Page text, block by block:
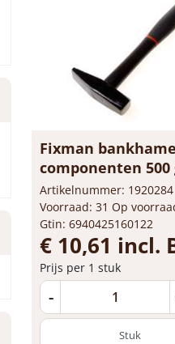
Fixman
componenten 500
Artikelnummer: 1920284
Voorraad: 31 Op
Gtin: 6940425160122
€ 10,61 incl.
Prijs per 1 stuk
-